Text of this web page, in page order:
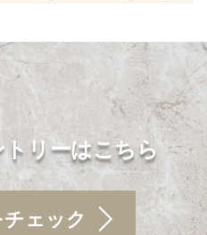
リーはこちら
ェック